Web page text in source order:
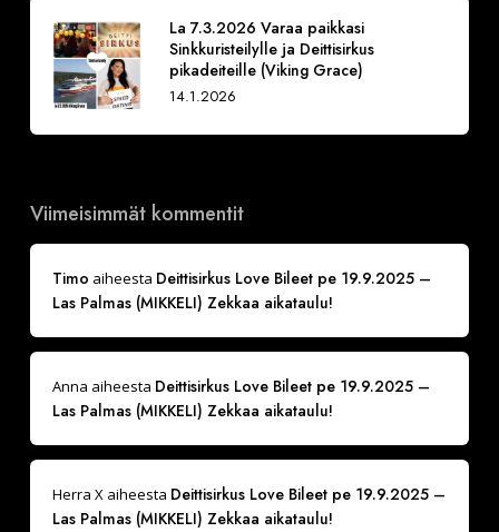
La 7.3.2026 Varaa paikkasi
Sinkkuristeilylle ja Deittisirkus
pikadeiteille (Viking Grace)
14.1.2026
Viimeisimmät kommentit
Timo aiheesta Deittisirkus Love Bileet pe 19.9.2025 –
Las Palmas (MIKKELI) Zekkaa aikataulu!
Anna aiheesta Deittisirkus Love Bileet pe 19.9.2025 –
Las Palmas (MIKKELI) Zekkaa aikataulu!
Herra Xaiheesta Deittisirkus Love Bileet pe 19.9.2025 –
Las Palmas (MIKKELI) Zekkaa aikataulu!